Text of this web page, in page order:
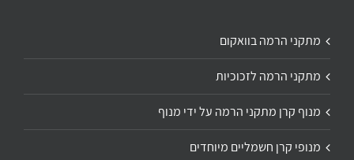
מתקני הרמה בוואקום
מתקני הרמה לזכוכיות
מנוף קרן מתקני הרמה על ידי מנוף
מנופי קרן חשמליים מיוחדים